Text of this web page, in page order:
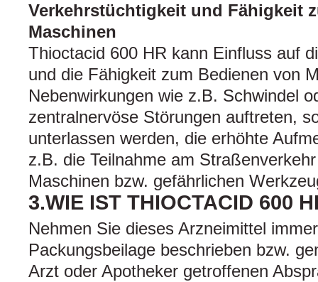
Verkehrstüchtigkeit und Fähigkeit
Maschinen
Thioctacid 600 HR kann Einfluss auf
und die Fähigkeit zum Bedienen von
Nebenwirkungen wie z.B. Schwindel
zentralnervöse Störungen auftreten,
unterlassen werden, die erhöhte
z.B. die Teilnahme am
Maschinen bzw. gefährlichen
3.WIE IST THIOCTACID 600
Nehmen Sie dieses Arzneimittel
Packungsbeilage beschrieben bzw.
Arzt oder Apotheker getroffenen